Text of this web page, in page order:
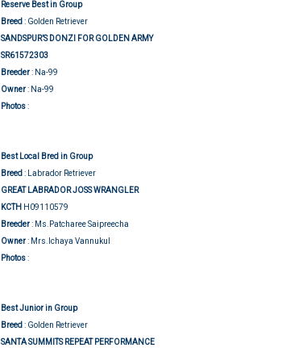
Reserve Best in Group
Breed : Golden Retriever
SANDSPUR’S DONZI FOR GOLDEN ARMY
SR61572303
Breeder: Na-99
Owner: Na-99
Photos:
Best Local Bred in Group
Breed : Labrador Retriever
GREAT LABRADOR JOSS WRANGLER
KCTH H09110579
Breeder: Ms.Patcharee Saipreecha
Owner: Mrs.Ichaya Vannukul
Photos:
Best Junior in Group
Breed : Golden Retriever
SANTA SUMMITS REPEAT PERFORMANCE